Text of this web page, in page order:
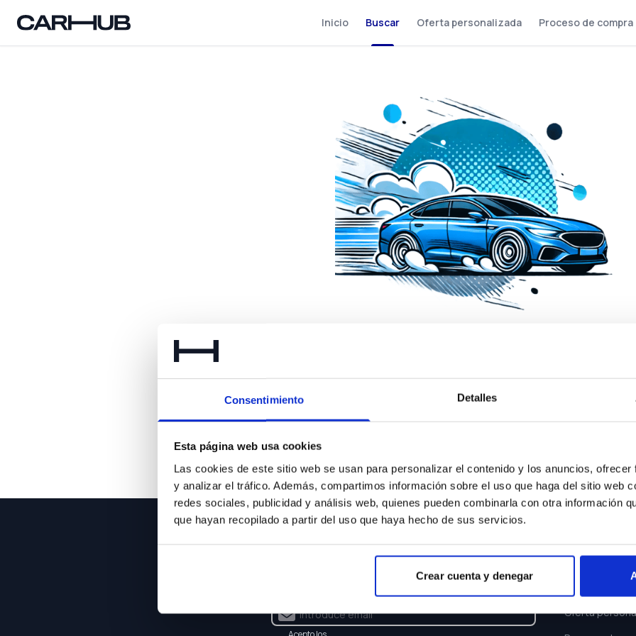
Consentimiento Detalles
Esta página web usa cookies
Las cookies de este sitio web se usan para personalizar el contenido y los anuncios,
y analizar el tráfico. Además, compartimos información sobre el uso que haga del sitio web
redes sociales, publicidad y análisis web, quienes pueden combinarla con otra información
que hayan recopilado a partir del uso que haya hecho de sus servicios.
Crear cuenta y denegar
Carhub Inicio Buscar Oferta personalizada Proceso de compra
Lo sentimos pero el coche que buscas ya no está
Suscríbete y recibe las últimas novedades y ofertas.
ENLACES
Oferta